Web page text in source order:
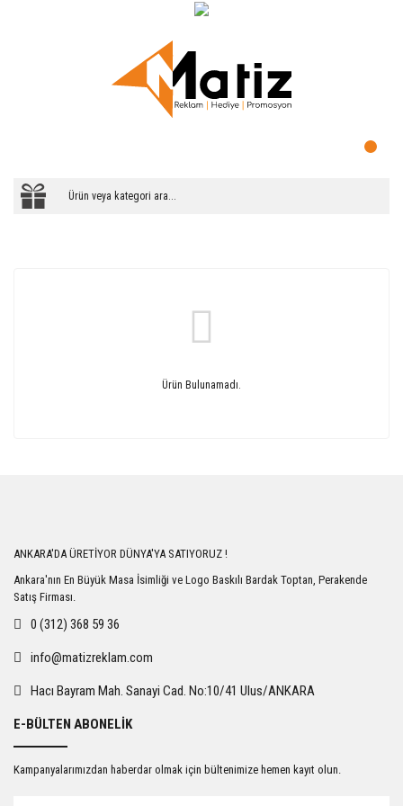
Ürün Bulunamadı.
ANKARA'DA ÜRETİYOR DÜNYA'YA SATIYORUZ !
Ankara'nın En Büyük Masa İsimliği ve Logo Baskılı Bardak Toptan, Perakende
Satış Firması.
0 (312) 368 59 36
info@matizreklam.com
Hacı Bayram Mah. Sanayi Cad. No:10/41 Ulus/ANKARA
E-BÜLTEN ABONELİK
Kampanyalarımızdan haberdar olmak için bültenimize hemen kayıt olun.